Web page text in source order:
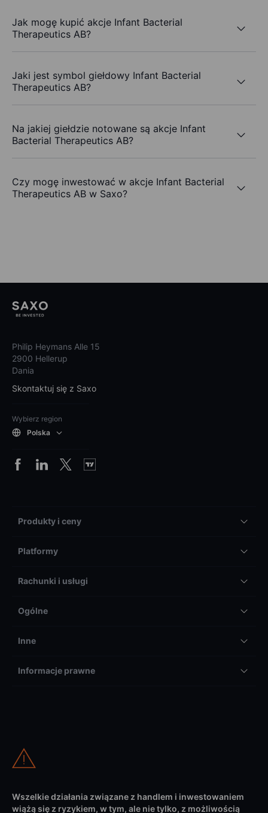
Jak mogę kupić akcje Infant Bacterial
Therapeutics AB?
Jaki jest symbol giełdowy Infant Bacterial
Therapeutics AB?
Na jakiej giełdzie notowane są akcje Infant
Bacterial Therapeutics AB?
Czy mogę inwestować w akcje Infant Bacterial
Therapeutics AB w Saxo?
Philip Heymans Alle 15
2900 Hellerup
Dania
Skontaktuj się z Saxo
Wybierz region
Polska
Produkty i ceny
Platformy
Rachunki i usługi
Ogólne
Inne
Informacje prawne
Wszelkie działania związane z handlem i inwestowaniem
wiążą się z ryzykiem, w tym, ale nie tylko, z możliwością